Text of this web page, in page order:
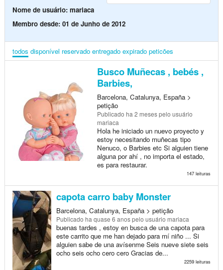
Nome de usuário: mariaca
Membro desde: 01 de Junho de 2012
todos disponível reservado entregado expirado peticões
Busco Muñecas , bebés ,
Barbies,
Barcelona, Catalunya, España >
petição
Publicado ha 2 mesespelo usuário
mariaca
Hola he iniciado un nuevo proyecto y
estoy necesitando muñecas tipo
Nenuco, o Barbies etc Si alguien tiene
alguna por ahí , no importa el estado,
es para restaurar.
147 leituras
capota carro baby Monster
Barcelona, Catalunya, España > petição
Publicado ha quase 6 anospelo usuário mariaca
buenas tardes , estoy en busca de una capota para
este carrito que me han dejado para mí niño ... Si
alguien sabe de una avísenme Seis nueve siete seis
ocho seis ocho cero cero Gracias de...
2259 leituras